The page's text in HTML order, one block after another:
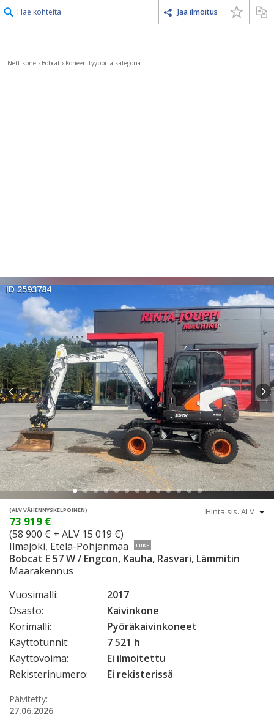
Hae kohteita Jaa ilmoitus
Nettikone › Bobcat › Koneen tyyppi ja kategoria
ID 2593784
(ALV VÄHENNYSKELPOINEN)
73 919 €
(58 900 € + ALV 15 019 €)
Ilmajoki, Etelä-Pohjanmaa
LIIKE
Bobcat E 57 W / Engcon, Kauha, Rasvari, Lämmitin
Maarakennus
Vuosimalli:
2017
Osasto:
Kaivinkone
Korimalli:
Pyöräkaivinkoneet
Käyttötunnit:
7 521 h
Käyttövoima:
Ei ilmoitettu
Rekisterinumero:
Ei rekisterissä
Päivitetty:
27.06.2026